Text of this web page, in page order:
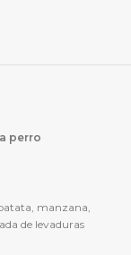
perro
manzana,
de levaduras